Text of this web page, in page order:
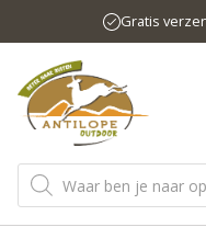
naar
inhoud
Gratis
Producten
zoeken